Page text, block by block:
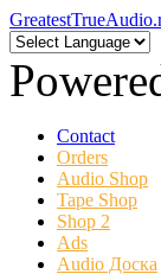
Contact
Orders
Audio Shop
Tape Shop
Shop 2
Ads
Audio Доска